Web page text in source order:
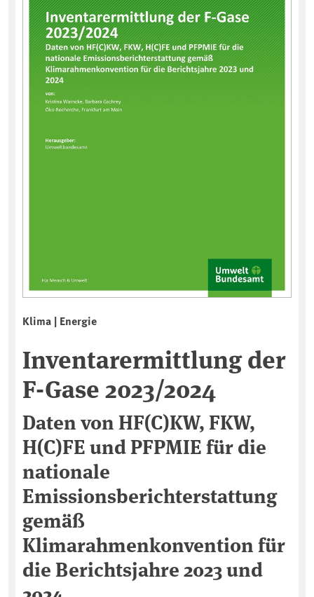
Klima | Energie
Inventarermittlung der
F-Gase 2023/2024
Daten von HF(C)KW, FKW,
H(C)FE und PFPMIE für die
nationale
Emissionsberichterstattung
gemäß
Klimarahmenkonvention für
die Berichtsjahre 2023 und